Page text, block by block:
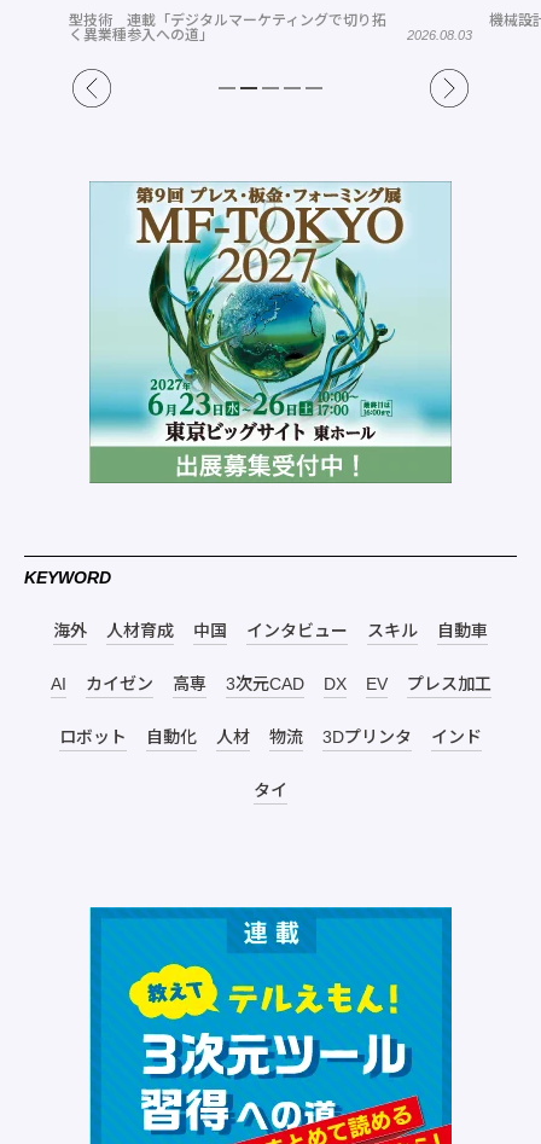
型技術 連載「デジタルマーケティングで切り拓
く異業種参入への道」
2026.08.03
機械設
KEYWORD
海外 人材育成 中国 インタビュー スキル 自動車
AI カイゼン 高専 3次元CAD DX EV プレス加工
ロボット 自動化 人材 物流 3Dプリンタ インド
タイ